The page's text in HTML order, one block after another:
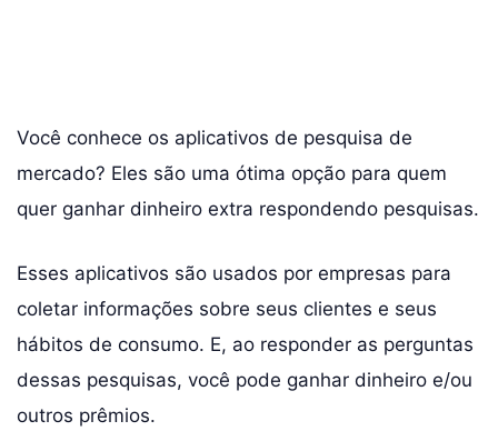
Você conhece os aplicativos de pesquisa de
mercado? Eles são uma ótima opção para quem
quer ganhar dinheiro extra respondendo pesquisas.
Esses aplicativos são usados por empresas para
coletar informações sobre seus clientes e seus
hábitos de consumo. E, ao responder as perguntas
dessas pesquisas, você pode ganhar dinheiro e/ou
outros prêmios.